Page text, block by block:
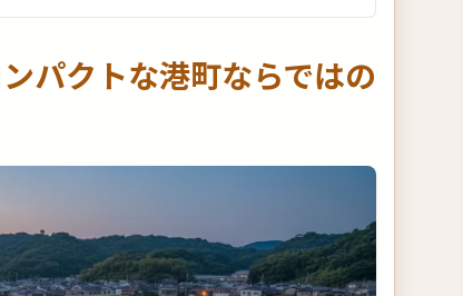
パクトな港町ならではの